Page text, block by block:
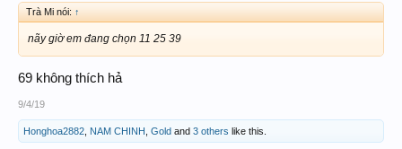
Trà Mi nói: ↑
nãy giờ em đang chọn 11 25 39
69 không thích hả
9/4/19
Honghoa2882 NAM CHINH Gold and 3 others like this.